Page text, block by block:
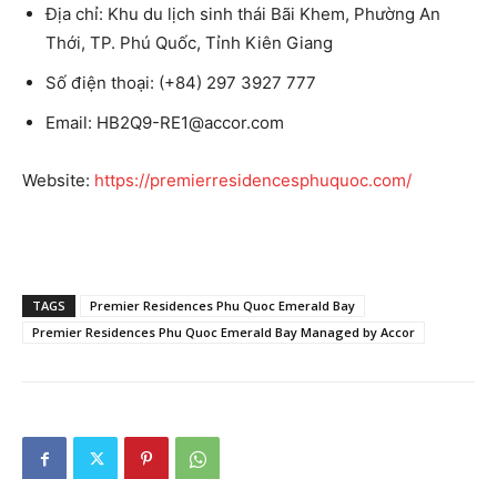
Địa chỉ: Khu du lịch sinh thái Bãi Khem, Phường An
Thới, TP. Phú Quốc, Tỉnh Kiên Giang
Số điện thoại: (+84) 297 3927 777
Email: HB2Q9-RE1@accor.com
Website: https://premierresidencesphuquoc.com/
TAGS
Premier Residences Phu Quoc Emerald Bay
Premier Residences Phu Quoc Emerald Bay Managed by Accor